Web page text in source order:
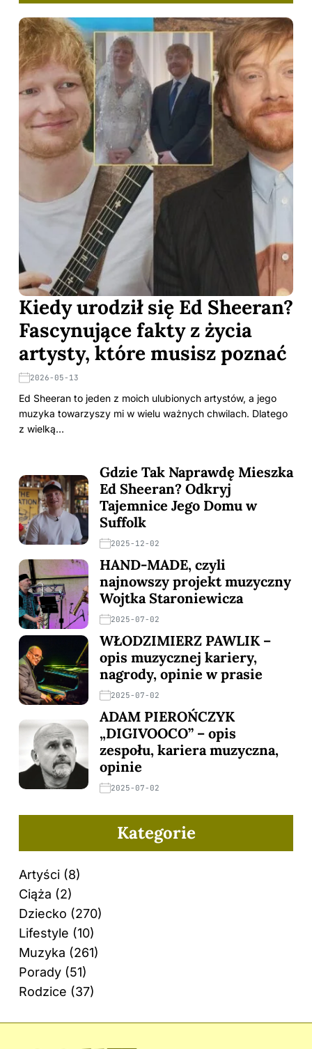
Kiedy urodził się Ed Sheeran?
Fascynujące fakty z życia
artysty, które musisz poznać
2026-05-13
Ed Sheeran to jeden z moich ulubionych artystów, a jego
muzyka towarzyszy mi w wielu ważnych chwilach. Dlatego
z wielką…
Gdzie Tak Naprawdę Mieszka
Ed Sheeran? Odkryj
Tajemnice Jego Domu w
Suffolk
2025-12-02
HAND-MADE, czyli
najnowszy projekt muzyczny
Wojtka Staroniewicza
2025-07-02
WŁODZIMIERZ PAWLIK –
opis muzycznej kariery,
nagrody, opinie w prasie
2025-07-02
ADAM PIEROŃCZYK
„DIGIVOOCO” – opis
zespołu, kariera muzyczna,
opinie
2025-07-02
Kategorie
Artyści (8)
Ciąża (2)
Dziecko (270)
Lifestyle (10)
Muzyka (261)
Porady (51)
Rodzice (37)